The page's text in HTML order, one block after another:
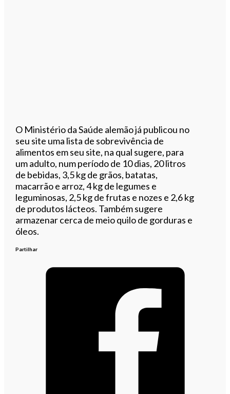
O Ministério da Saúde alemão já publicou no
seu site uma lista de sobrevivência de
alimentos em seu site, na qual sugere, para
um adulto, num período de 10 dias, 20 litros
de bebidas, 3,5 kg de grãos, batatas,
macarrão e arroz, 4 kg de legumes e
leguminosas, 2,5 kg de frutas e nozes e 2,6 kg
de produtos lácteos. Também sugere
armazenar cerca de meio quilo de gorduras e
óleos.
Partilhar